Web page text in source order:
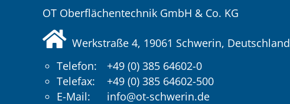
OT Oberflächentechnik GmbH & Co. KG
Werkstraße 4, 19061 Schwerin, Deutschland
Telefon:
+49 (0) 385 64602-0
Telefax:
+49 (0) 385 64602-500
E-Mail:
info@ot-schwerin.de